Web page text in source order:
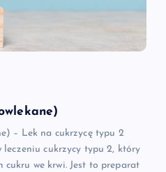
– Lek na cukrzycę typu 2
leczeniu cukrzycy typu 2, który
we krwi. Jest to preparat